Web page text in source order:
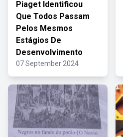
Piaget Identificou
Que Todos Passam
Pelos Mesmos
Estágios De
Desenvolvimento
07 September 2024